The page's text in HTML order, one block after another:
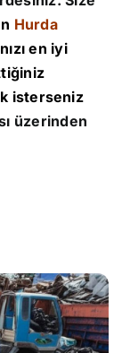
Hurda
en iyi
isterseniz
üzerinden